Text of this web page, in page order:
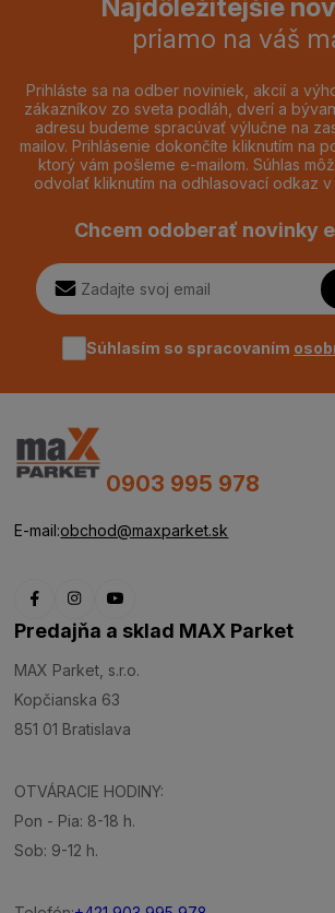
Najdôležitejšie
priamo na váš
Prihláste sa na odber noviniek, akcií a
zákazníkov zo sveta podláh, dverí a
adresu budeme spracúvať výlučne na
mailov. Prihlásenie dokončíte kliknutím na
ktorý vám pošleme e-mailom. Súhlas
odvolať kliknutím na odhlasovací odkaz
Chcem odoberať novinky
Súhlasím so spracovaním
0903 995 978
E-mail:obchod@maxparket.sk
Predajňa a sklad MAX Parket
MAX Parket, s.r.o.
Kopčianska 63
851 01 Bratislava
OTVÁRACIE HODINY:
Pon - Pia: 8-18 h.
Sob: 9-12 h.